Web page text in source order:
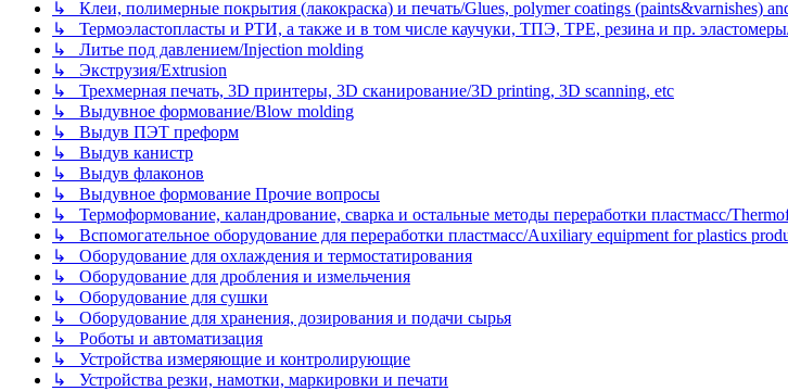
↳ Клеи, полимерные покрытия (лакокраска) и печать/Glues, polymer coatings (paints&varnishes)
↳ Термоэластопласты и РТИ, а также и в том числе каучуки, ТПЭ, TPE, резина и пр.
↳ Литье под давлением/Injection molding
↳ Экструзия/Extrusion
↳ Трехмерная печать, 3D принтеры, 3D сканирование/3D printing, 3D scanning, etc
↳ Выдувное формование/Blow molding
↳ Выдув ПЭТ преформ
↳ Выдув канистр
↳ Выдув флаконов
↳ Выдувное формование Прочие вопросы
↳ Термоформование, каландрование, сварка и остальные методы переработки пластмасс/
↳ Вспомогательное оборудование для переработки пластмасс/Auxiliary equipment for plastics
↳ Оборудование для охлаждения и термостатирования
↳ Оборудование для дробления и измельчения
↳ Оборудование для сушки
↳ Оборудование для хранения, дозирования и подачи сырья
↳ Роботы и автоматизация
↳ Устройства измеряющие и контролирующие
↳ Устройства резки, намотки, маркировки и печати